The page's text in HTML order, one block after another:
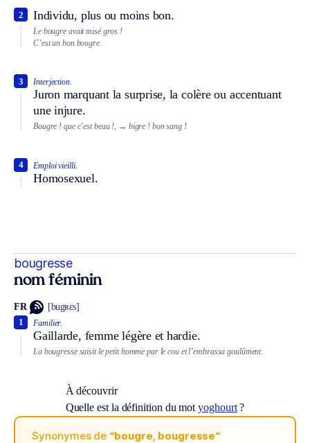
Individu, plus ou moins bon.
2
Le bougre avait misé gros !
C’est un bon bougre.
Interjection.
Juron marquant la surprise, la colère ou accentuant
une injure.
3
Bougre ! que c’est beau !, → bigre ! bon sang !
Emploi vieilli.
Homosexuel.
4
bougresse
nom féminin
FR [bugʀɛs]
Familier.
Gaillarde, femme légère et hardie.
1
La bougresse saisit le petit homme par le cou et l’embrassa goulûment.
À découvrir
Quelle est la définition du motyoghourt?
Synonymes de “bougre, bougresse“